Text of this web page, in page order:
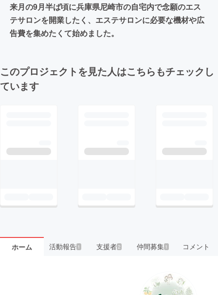
来月の9月半ば頃に兵庫県尼崎市の自宅内で念願のエス
テサロンを開業したく、エステサロンに必要な機材や広
告費を集めたくて始めました。
このプロジェクトを見た人はこちらもチェックし
ています
ホーム 活動報告1 支援者 2 仲間募集 1 コメント